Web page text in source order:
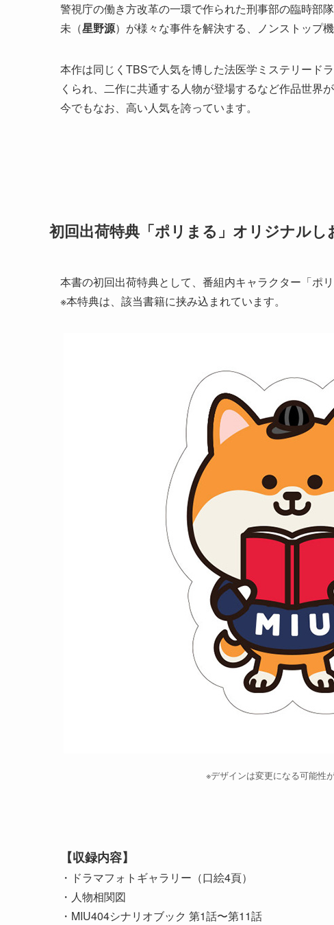
警視庁の働き方改革の一環で作られた刑事部の臨時部
未（星野源）が様々な事件を解決する、ノンストップ
本作は同じくTBSで人気を博した法医学ミステリード
くられ、二作に共通する人物が登場するなど作品世界
今でもなお、高い人気を誇っています。
初回出荷特典「ポリまる」オリジナルし
本書の初回出荷特典として、番組内キャラクター「ポ
※本特典は、該当書籍に挟み込まれています。
​※デザインは変更になる可能性が
【収録内容】
・ドラマフォトギャラリー（口絵4頁）
・人物相関図
・MIU404シナリオブック 第1話〜第11話